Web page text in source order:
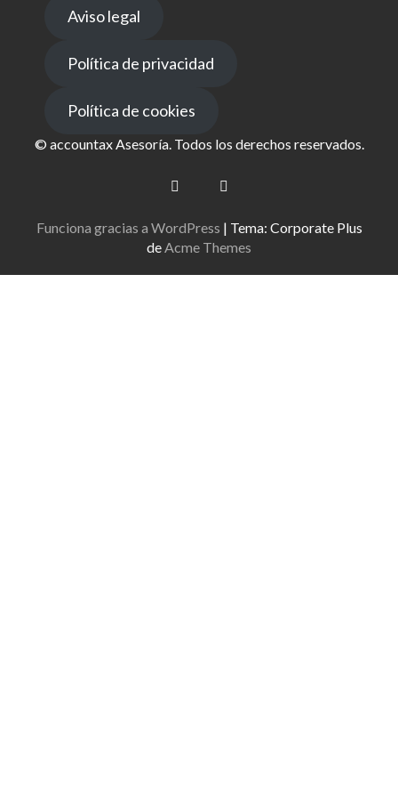
Aviso legal
Política de privacidad
Política de cookies
© accountax Asesoría. Todos los derechos reservados.
Funciona gracias a WordPress | Tema: Corporate Plus
deAcme Themes